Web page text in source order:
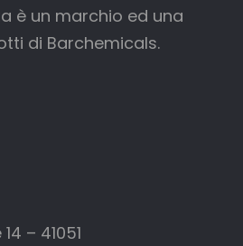
è un marchio ed una
di Barchemicals.
– 41051